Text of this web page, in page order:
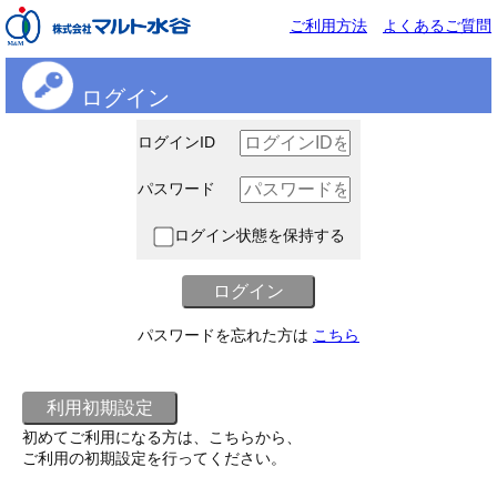
ご利用方法 よくあるご質問
ログイン
ログインID
パスワード
ログイン状態を保持する
パスワードを忘れた方は こちら
初めてご利用になる方は、こちらから、
ご利用の初期設定を行ってください。